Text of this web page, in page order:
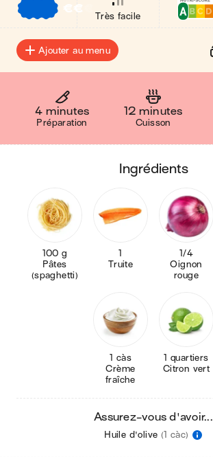
€€
Très facile
Ajouter au menu
4 minutes
Préparation
12 minutes
Cuisson
ingrédients
100 g
Pâtes
(spaghetti)
1
Truite
1/4
Oignon
rouge
1 càs
Crème
fraîche
1 quartiers
Citron vert
Assurez-vous d'avoir...
Huile d'olive (1 càc)